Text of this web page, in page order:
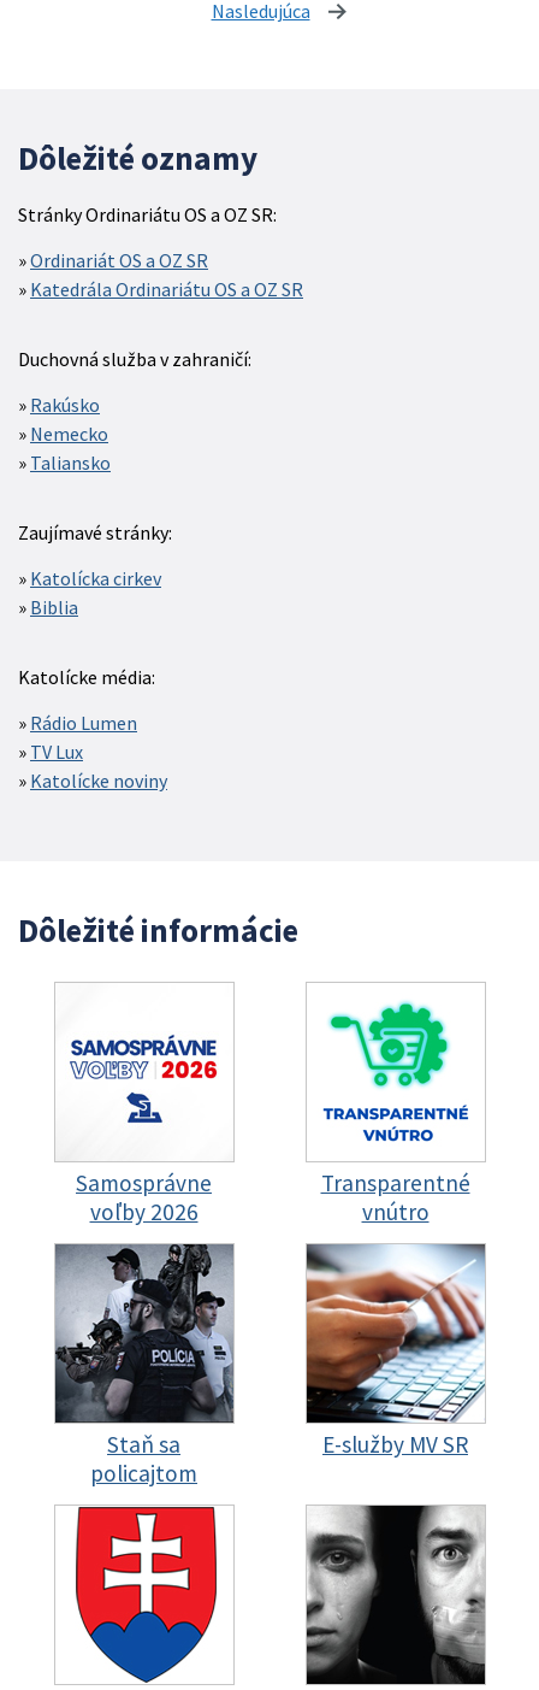
Nasledujúca stránka
Dôležité oznamy
Stránky Ordinariátu OS a OZ SR:
Ordinariát OS a OZ SR
Katedrála Ordinariátu OS a OZ SR
Duchovná služba v zahraničí:
Rakúsko
Nemecko
Taliansko
Zaujímavé stránky:
Katolícka cirkev
Biblia
Katolícke média:
Rádio Lumen
TV Lux
Katolícke noviny
Dôležité informácie
Samosprávne
voľby 2026
Transparentné
vnútro
Staň sa
policajtom
E-služby MV SR